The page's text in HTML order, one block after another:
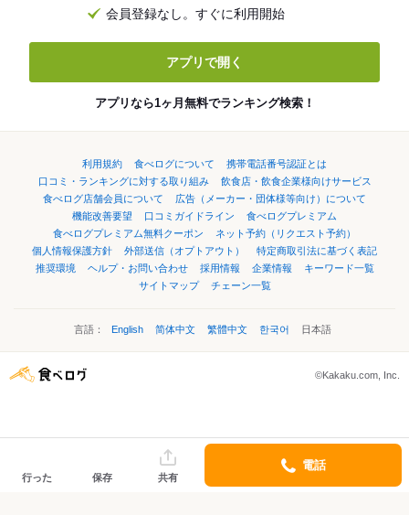
会員登録なし。すぐに利用開始
アプリで開く
アプリなら1ヶ月無料でランキング検索！
利用規約 食べログについて
携帯電話番号認証とは
口コミ・ランキングに対する取り組み
飲食店・飲食企業様向けサービス
食べログ店舗会員について
広告（メーカー・団体様等向け）について
機能改善要望
口コミガイドライン
食べログプレミアム
食べログプレミアム無料クーポン
ネット予約（リクエスト予約）
個人情報保護方針
外部送信（オプトアウト）
特定商取引法に基づく表記
推奨環境
ヘルプ・お問い合わせ 採用情報 企業情報
キーワード一覧
サイトマップ
チェーン一覧
言語： English 简体中文 繁體中文 한국어 日本語
©Kakaku.com, Inc.
行った 保存 共有
電話